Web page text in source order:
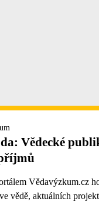
Vědecké
Vědavýzkum.cz
vědě, aktuálních